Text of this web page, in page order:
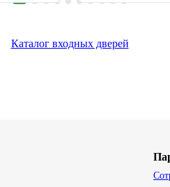
Каталог входных дверей